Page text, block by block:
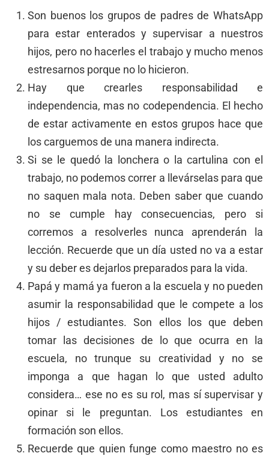
Son buenos los grupos de padres de WhatsApp
para estar enterados y supervisar a nuestros
hijos, pero no hacerles el trabajo y mucho menos
estresarnos porque no lo hicieron.
Hay que crearles responsabilidad e
independencia, mas no codependencia. El hecho
de estar activamente en estos grupos hace que
los carguemos de una manera indirecta.
Si se le quedó la lonchera o la cartulina con el
trabajo, no podemos correr a llevárselas para que
no saquen mala nota. Deben saber que cuando
no se cumple hay consecuencias, pero si
corremos a resolverles nunca aprenderán la
lección. Recuerde que un día usted no va a estar
y su deber es dejarlos preparados para la vida.
Papá y mamá ya fueron a la escuela y no pueden
asumir la responsabilidad que le compete a los
hijos / estudiantes. Son ellos los que deben
tomar las decisiones de lo que ocurra en la
escuela, no trunque su creatividad y no se
imponga a que hagan lo que usted adulto
considera… ese no es su rol, mas sí supervisar y
opinar si le preguntan. Los estudiantes en
formación son ellos.
Recuerde que quien funge como maestro no es